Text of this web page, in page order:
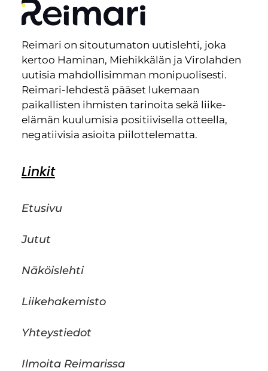
Reimari on sitoutumaton uutislehti, joka
kertoo Haminan, Miehikkälän ja Virolahden
uutisia mahdollisimman monipuolisesti.
Reimari-lehdestä pääset lukemaan
paikallisten ihmisten tarinoita sekä liike-
elämän kuulumisia positiivisella otteella,
negatiivisia asioita piilottelematta.
Linkit
Etusivu
Jutut
Näköislehti
Liikehakemisto
Yhteystiedot
Ilmoita Reimarissa